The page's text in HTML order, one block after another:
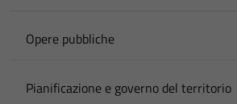
Opere pubbliche
Pianificazione e governo del territorio